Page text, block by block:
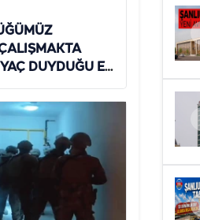
DUYDUĞU EL
MALZEMESİ ALIM